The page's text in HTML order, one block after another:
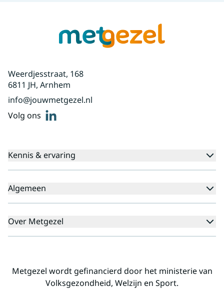
Weerdjesstraat, 168
6811 JH, Arnhem
info@jouwmetgezel.nl
Volg ons linkedin
Kennis & ervaring
Agenda
Voor cliënten
Algemeen
Aanmeldprocedure
Klachten
Over Metgezel
Landelijk
Regio's
Alliantiepartners
Metgezel wordt gefinancierd door het ministerie van
Volksgezondheid, Welzijn en Sport.